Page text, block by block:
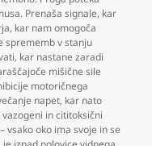
Prenaša signale, kar
, kar nam omogoča
sprememb v stanju
, kar nastane zaradi
mišične sile
motoričnega
napet, kar nato
in cititoksični
vsako oko ima svoje in se